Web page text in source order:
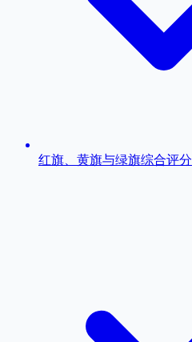
红旗、黄旗与绿旗综合评分